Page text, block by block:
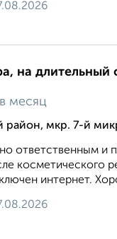
на длительный
в месяц
район, мкр. 7-й
ответственным и
косметического
интернет.